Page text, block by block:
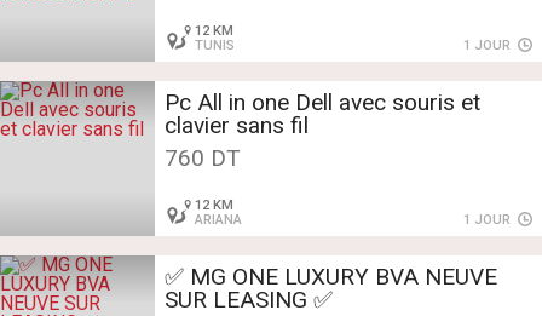
12 KM
TUNIS
1 JOUR
Pc All in one Dell avec souris et
clavier sans fil
760 DT
12 KM
ARIANA
1 JOUR
✅ MG ONE LUXURY BVA NEUVE
SUR LEASING ✅